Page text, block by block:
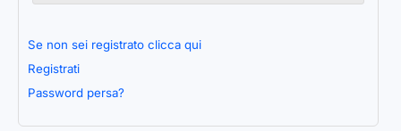
Se non sei registrato clicca qui
Registrati
Password persa?